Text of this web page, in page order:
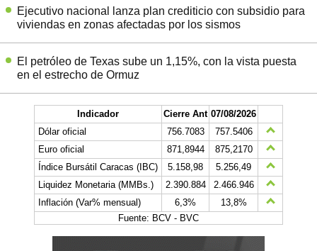
Ejecutivo nacional lanza plan crediticio con subsidio para
viviendas en zonas afectadas por los sismos
El petróleo de Texas sube un 1,15%, con la vista puesta
en el estrecho de Ormuz
Indicador Cierre Ant 07/08/2026
Dólar oficial
756.7083
757.5406
Euro oficial
871,8944
875,2170
Índice Bursátil Caracas (IBC)
5.158,98
5.256,49
Liquidez Monetaria (MMBs.)
2.390.884
2.466.946
Inflación (Var% mensual)
6,3%
13,8%
Fuente: BCV - BVC